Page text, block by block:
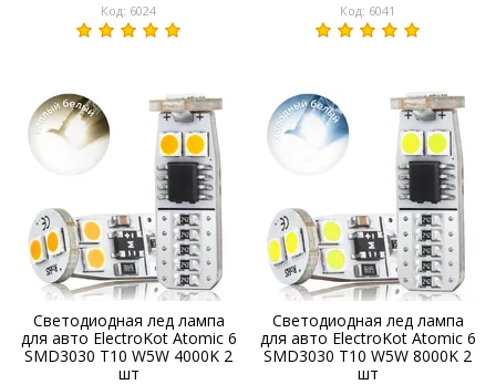
Код: 6024 Код: 6041
Светодиодная лед лампа
для авто ElectroKot Atomic 6
SMD3030 T10 W5W 4000K 2
шт
Светодиодная лед лампа
для авто ElectroKot Atomic 6
SMD3030 T10 W5W 8000K 2
шт